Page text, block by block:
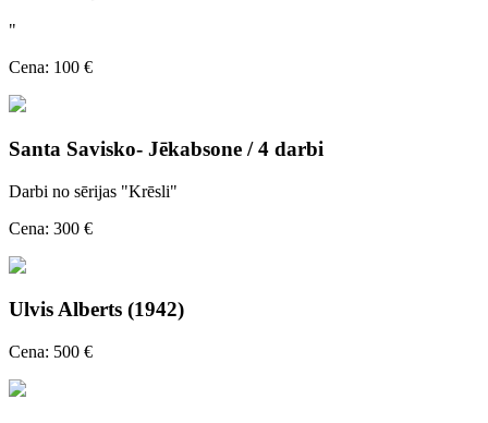
"
Cena: 100 €
Santa Savisko- Jēkabsone / 4 darbi
Darbi no sērijas "Krēsli"
Cena: 300 €
Ulvis Alberts (1942)
Cena: 500 €